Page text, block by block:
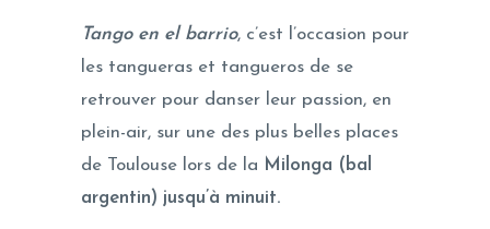
Tango en el barrio, c’est l’occasion pour
les tangueras et tangueros de se
retrouver pour danser leur passion, en
plein-air, sur une des plus belles places
de Toulouse lors de la Milonga (bal
argentin) jusqu’à minuit.